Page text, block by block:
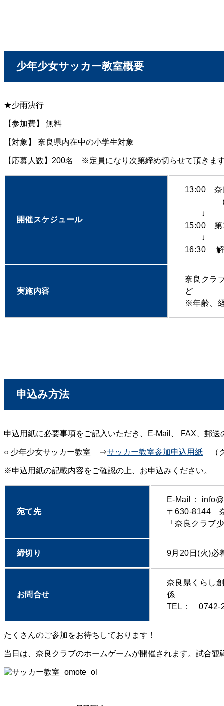
少年少女サッカー教室概要
★少雨決行
【参加費】 無料
【対象】 奈良県内在中の小学生対象
【応募人数】200名 ※定員になり次第締め切らせて頂きま
開催スケジュール
13:00 奈
（奈良
↓
15:00 第
↓
16:30 解
実施内容
奈良クラ
ど
※年齢、
申込み方法
申込用紙に必要事項をご記入いただき、E-Mail、 FAX、郵
○ 少年少女サッカー教室 ⇒サッカー教室参加申込用紙 （
※申込用紙の記載内容をご確認の上、お申込みください。
宛て先
E-Mail：
〒630-8144
「奈良クラブ
締切り 9月20日(火)
お問合せ
奈良県くらし
係
TEL： 0742-
たくさんのご参加をお待ちしております！
当日は、奈良クラブのホームゲームが開催されます。試合